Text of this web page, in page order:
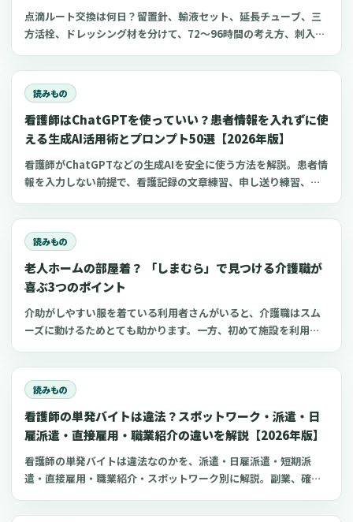
点滴ルート交換は何日？留置針、輸液セット、延長チューブ、三
方活栓、ドレッシング材を分けて、72〜96時間の考え方、刺入部
読みもの
看護師はChatGPTを使っていい？患者情報を入れずに使
える生成AI活用術とプロンプト50選【2026年版】
看護師がChatGPTなどの生成AIを安全に使う方法を解説。患者情
報を入力しない前提で、看護記録の文章練習、申し送り練習、復
読みもの
老人ホームの部屋着？ 「しまむら」で見つける介護職が
喜ぶ3つのポイント
介助がしやすい服を着ている利用者さんがいると、介護職はスム
ーズに動けるためとても助かります。一方、初めて施設を利用す
道府県に約1,400店舗ある「しまむら」で手に入れられるアイテ
ムを中心に、老人ホームに入所した利用者さんと介護職にとって
快適な部屋着のポイントをご紹介します。
読みもの
看護師の単発バイトは違法？スポットワーク・派遣・日
雇派遣・直接雇用・職業紹介の違いを解説【2026年版】
看護師の単発バイトは違法なのかを、派遣・日雇派遣・短期派
遣・直接雇用・職業紹介・スポットワーク別に解説。副業、確定
点も整理します。